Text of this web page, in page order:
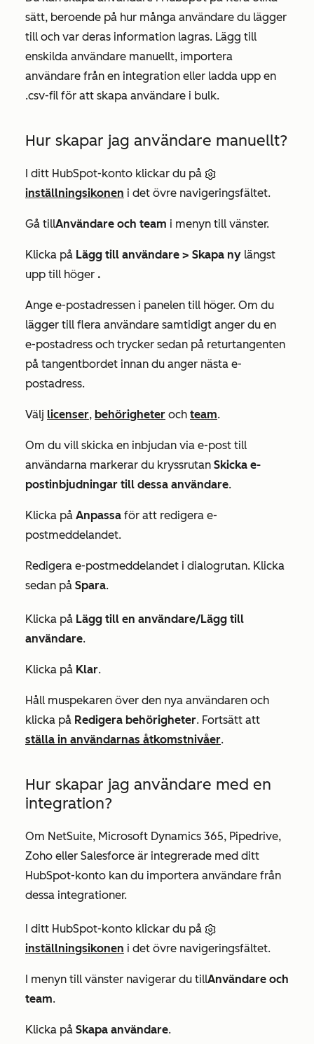
sätt, beroende på hur många användare du lägger
till och var deras information lagras. Lägg till
enskilda användare manuellt, importera
användare från en integration eller ladda upp en
.csv-fil för att skapa användare i bulk.
Hur skapar jag användare manuellt?
I ditt HubSpot-konto klickar du på
inställningsikonen i det övre navigeringsfältet.
Gå tillAnvändare och team i menyn till vänster.
Klicka på Lägg till användare > Skapa ny längst
upp till höger .
Ange e-postadressen i panelen till höger. Om du
lägger till flera användare samtidigt anger du en
e-postadress och trycker sedan på returtangenten
på tangentbordet innan du anger nästa e-
postadress.
Välj licenser, behörigheter och team.
Om du vill skicka en inbjudan via e-post till
användarna markerar du kryssrutan Skicka e-
postinbjudningar till dessa användare.
Klicka på Anpassa för att redigera e-
postmeddelandet.
Redigera e-postmeddelandet i dialogrutan. Klicka
sedan på Spara.
Klicka på Lägg till en användare/Lägg till
användare.
Klicka på Klar.
Håll muspekaren över den nya användaren och
klicka på Redigera behörigheter. Fortsätt att
ställa in användarnas åtkomstnivåer.
Hur skapar jag användare med en
integration?
Om NetSuite, Microsoft Dynamics 365, Pipedrive,
Zoho eller Salesforce är integrerade med ditt
HubSpot-konto kan du importera användare från
dessa integrationer.
I ditt HubSpot-konto klickar du på
inställningsikonen i det övre navigeringsfältet.
I menyn till vänster navigerar du tillAnvändare och
team.
Klicka på Skapa användare.